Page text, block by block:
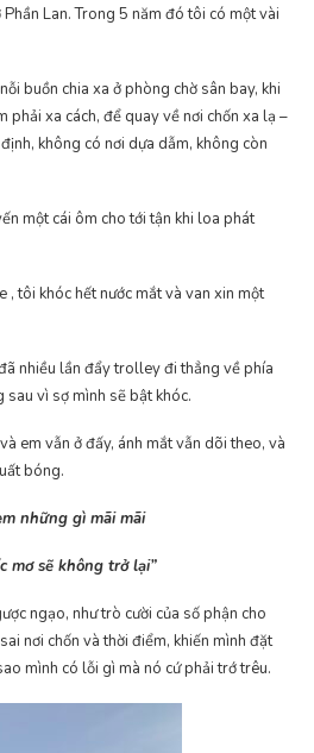
Lan. Trong 5 năm đó tôi có một vài
buồn chia xa ở phòng chờ sân bay, khi
phải xa cách, để quay về nơi chốn xa lạ –
không có nơi dựa dẫm, không còn
một cái ôm cho tới tận khi loa phát
tôi khóc hết nước mắt và van xin một
nhiều lần đẩy trolley đi thẳng về phía
vì sợ mình sẽ bật khóc.
em vẫn ở đấy, ánh mắt vẫn dõi theo, và
bóng.
những gì mãi mãi
mơ sẽ không trở lại”
ngạo, như trò cười của số phận cho
nơi chốn và thời điểm, khiến mình đặt
mình có lỗi gì mà nó cứ phải trớ trêu.